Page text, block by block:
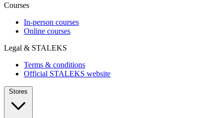
Courses
In-person courses
Online courses
Legal & STALEKS
Terms & conditions
Official STALEKS website
Stores